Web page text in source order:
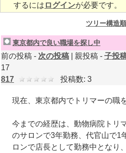
するには ログインが必要です。
ツリー構造
東京都内で良い職場を探し中
前の投稿 - 次の投稿 | 親投稿 - 子投
17
817
投稿数: 3
現在、東京都内でトリマーの職
今までの経歴は、動物病院トリ
のサロンで3年勤務、代官山で1
ロンで店長として勤務中となり